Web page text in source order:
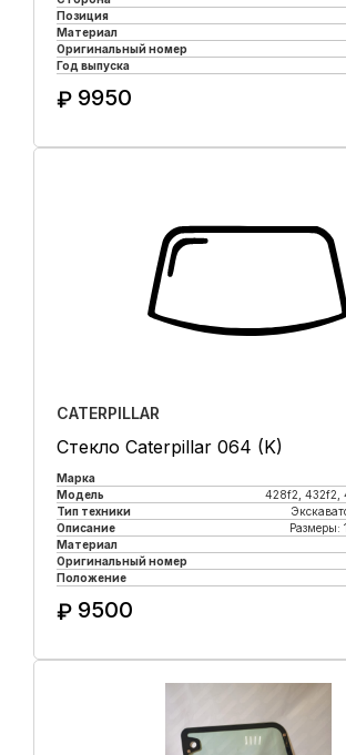
Позиция
Материал
Оригинальный номер
Год выпуска
₽ 9950
CATERPILLAR
Стекло Caterpillar 064 (K)
Марка
Модель
428f2, 432f2,
Тип техники
Описание
Размеры:
Материал
Оригинальный номер
Положение
₽ 9500